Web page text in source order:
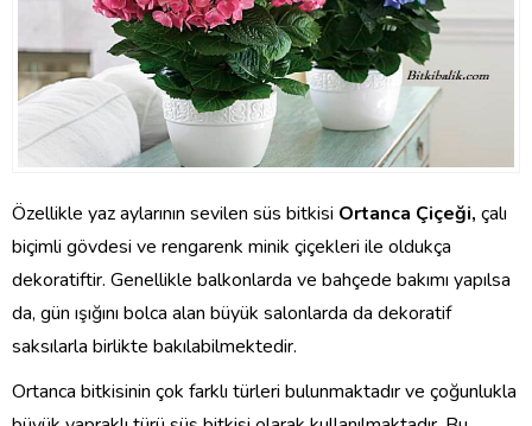
Özellikle yaz aylarının sevilen süs bitkisi Ortanca Çiçeği, çalı
biçimli gövdesi ve rengarenk minik çiçekleri ile oldukça
dekoratiftir. Genellikle balkonlarda ve bahçede bakımı yapılsa
da, gün ışığını bolca alan büyük salonlarda da dekoratif
saksılarla birlikte bakılabilmektedir.
Ortanca bitkisinin çok farklı türleri bulunmaktadır ve çoğunlukla